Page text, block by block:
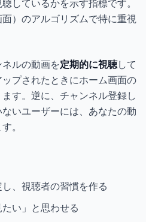
しているかを示す指標です。
）のアルゴリズムで特に重視
ルの動画を定期的に視聴して
プされたときにホーム画面の
す。逆に、チャンネル登録し
いユーザーには、あなたの動
。
、視聴者の習慣を作る
い」と思わせる